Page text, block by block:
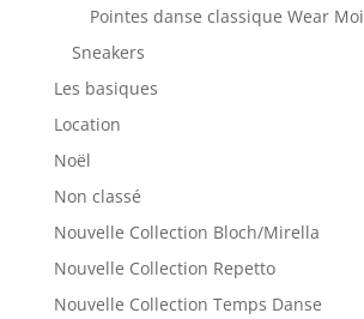
Pointes danse classique Wear Moi
Sneakers
Les basiques
Location
Noël
Non classé
Nouvelle Collection Bloch/Mirella
Nouvelle Collection Repetto
Nouvelle Collection Temps Danse